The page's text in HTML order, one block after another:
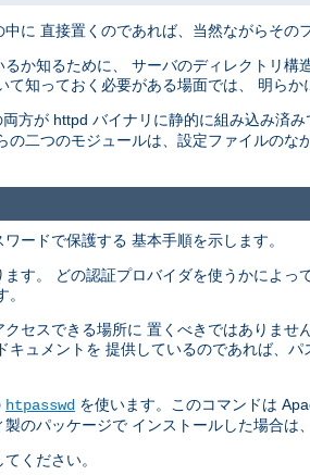
に 直接置くのであれば、当然ながらその
か知るために、 サーバのディレクトリ
知っておく必要がある場面では、 明らか
両方が httpd バイナリに静的に組み込み済
二つのモジュールは、設定ファイルの
ードで保護する 基本手順を示します。
す。 どの認証プロバイダを使うかによ
セスできる場所に 置くべきではありま
キュメントを 提供しているのであれば、パ
htpasswd を使います。このコマンドは
のパッケージで インストールした場合は
ください。